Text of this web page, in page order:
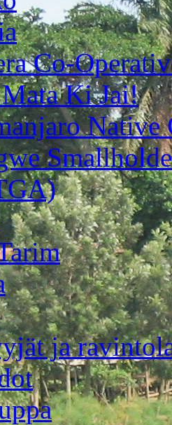
Co-
Ki Jai!
Native
ja